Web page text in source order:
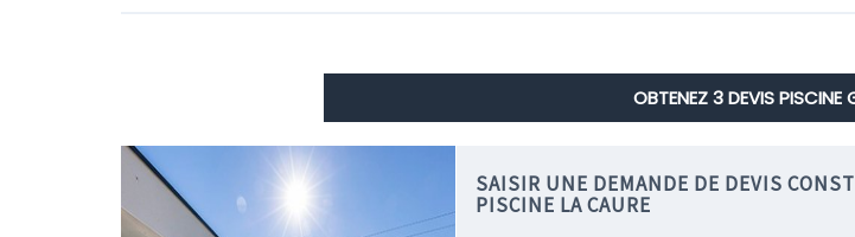
OBTENEZ 3 DEVIS PISCINE
SAISIR UNE DEMANDE DE DEVIS
PISCINE LA CAURE